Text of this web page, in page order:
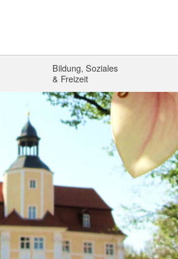
Bildung, Soziales
& Freizeit